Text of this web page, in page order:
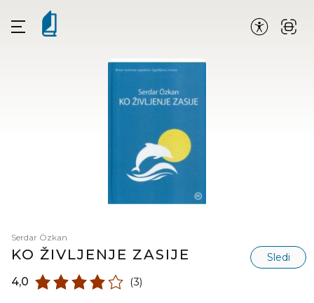
Serdar Özkan
KO ŽIVLJENJE ZASIJE Sledi
4,0 (3)